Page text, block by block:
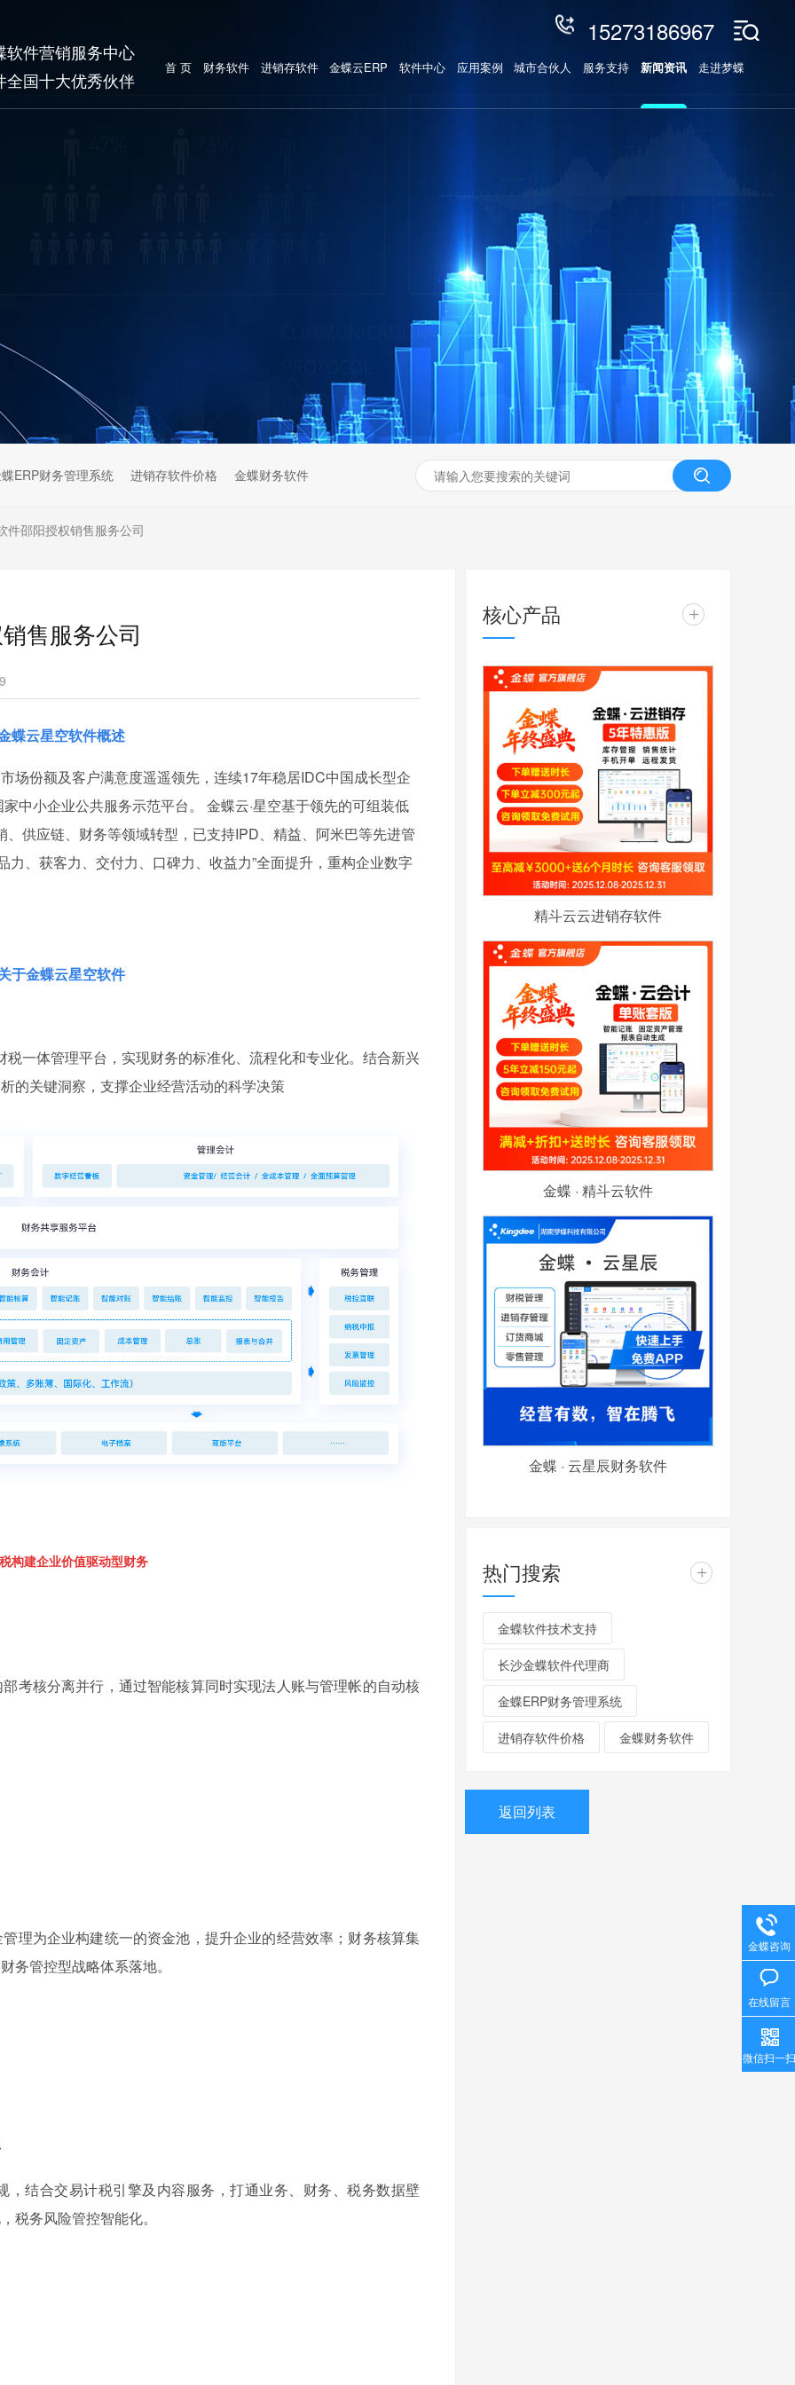
软件营销服务中心
全国十大优秀伙伴
15273186967
首 页 财务软件 进销存软件 金蝶云ERP 软件中心 应用案例 城市合伙人 服务支持 新闻资讯 走进梦蝶
ERP财务管理系统 进销存软件价格 金蝶财务软件
件邵阳授权销售服务公司
售服务公司
蝶云星空软件概述
场份额及客户满意度遥遥领先，连续17年稳居IDC中国成长型企
中小企业公共服务示范平台。 金蝶云·星空基于领先的可组装低
供应链、财务等领域转型，已支持IPD、精益、阿米巴等先进管
力、获客力、交付力、口碑力、收益力”全面提升，重构企业数字
于金蝶云星空软件
一体管理平台，实现财务的标准化、流程化和专业化。结合新兴
的关键洞察，支撑企业经营活动的科学决策
构建企业价值驱动型财务
考核分离并行，通过智能核算同时实现法人账与管理帐的自动核
理为企业构建统一的资金池，提升企业的经营效率；财务核算集
务管控型战略体系落地。
结合交易计税引擎及内容服务，打通业务、财务、税务数据壁
税务风险管控智能化。
核心产品 +
精斗云云进销存软件
金蝶 · 精斗云软件
金蝶 · 云星辰财务软件
热门搜索 +
金蝶软件技术支持
长沙金蝶软件代理商
金蝶ERP财务管理系统
进销存软件价格 金蝶财务软件
返回列表
金蝶咨询
在线留言
微信扫一扫